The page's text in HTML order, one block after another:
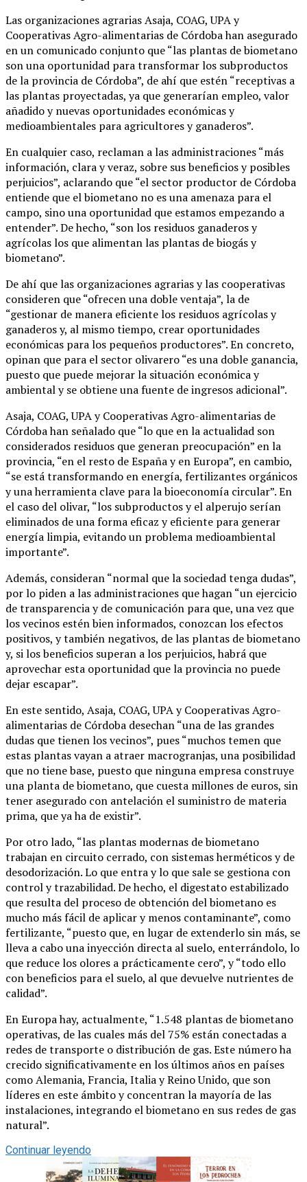
Las organizaciones agrarias Asaja, COAG, UPA y
Cooperativas Agro-alimentarias de Córdoba han asegurado
en un comunicado conjunto que “las plantas de biometano
son una oportunidad para transformar los subproductos
de la provincia de Córdoba”, de ahí que estén “receptivas a
las plantas proyectadas, ya que generarían empleo, valor
añadido y nuevas oportunidades económicas y
medioambientales para agricultores y ganaderos”.
En cualquier caso, reclaman a las administraciones “más
información, clara y veraz, sobre sus beneficios y posibles
perjuicios”, aclarando que “el sector productor de Córdoba
entiende que el biometano no es una amenaza para el
campo, sino una oportunidad que estamos empezando a
entender”. De hecho, “son los residuos ganaderos y
agrícolas los que alimentan las plantas de biogás y
biometano”.
De ahí que las organizaciones agrarias y las cooperativas
consideren que “ofrecen una doble ventaja”, la de
“gestionar de manera eficiente los residuos agrícolas y
ganaderos y, al mismo tiempo, crear oportunidades
económicas para los pequeños productores”. En concreto,
opinan que para el sector olivarero “es una doble ganancia,
puesto que puede mejorar la situación económica y
ambiental y se obtiene una fuente de ingresos adicional”.
Asaja, COAG, UPA y Cooperativas Agro-alimentarias de
Córdoba han señalado que “lo que en la actualidad son
considerados residuos que generan preocupación” en la
provincia, “en el resto de España y en Europa”, en cambio,
“se está transformando en energía, fertilizantes orgánicos
y una herramienta clave para la bioeconomía circular”. En
el caso del olivar, “los subproductos y el alperujo serían
eliminados de una forma eficaz y eficiente para generar
energía limpia, evitando un problema medioambiental
importante”.
Además, consideran “normal que la sociedad tenga dudas”,
por lo piden a las administraciones que hagan “un ejercicio
de transparencia y de comunicación para que, una vez que
los vecinos estén bien informados, conozcan los efectos
positivos, y también negativos, de las plantas de biometano
y, si los beneficios superan a los perjuicios, habrá que
aprovechar esta oportunidad que la provincia no puede
dejar escapar”.
En este sentido, Asaja, COAG, UPA y Cooperativas Agro-
alimentarias de Córdoba desechan “una de las grandes
dudas que tienen los vecinos”, pues “muchos temen que
estas plantas vayan a atraer macrogranjas, una posibilidad
que no tiene base, puesto que ninguna empresa construye
una planta de biometano, que cuesta millones de euros, sin
tener asegurado con antelación el suministro de materia
prima, que ya ha de existir”.
Por otro lado, “las plantas modernas de biometano
trabajan en circuito cerrado, con sistemas herméticos y de
desodorización. Lo que entra y lo que sale se gestiona con
control y trazabilidad. De hecho, el digestato estabilizado
que resulta del proceso de obtención del biometano es
mucho más fácil de aplicar y menos contaminante”, como
fertilizante, “puesto que, en lugar de extenderlo sin más, se
lleva a cabo una inyección directa al suelo, enterrándolo, lo
que reduce los olores a prácticamente cero”, y “todo ello
con beneficios para el suelo, al que devuelve nutrientes de
calidad”.
En Europa hay, actualmente, “1.548 plantas de biometano
operativas, de las cuales más del 75% están conectadas a
redes de transporte o distribución de gas. Este número ha
crecido significativamente en los últimos años en países
como Alemania, Francia, Italia y Reino Unido, que son
líderes en este ámbito y concentran la mayoría de las
instalaciones, integrando el biometano en sus redes de gas
natural”.
Continuar leyendo